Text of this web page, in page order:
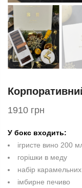
1910 грн
У бокс входить:
ігристе вино 200
горішки в меду
набір карамельних
імбирне печиво